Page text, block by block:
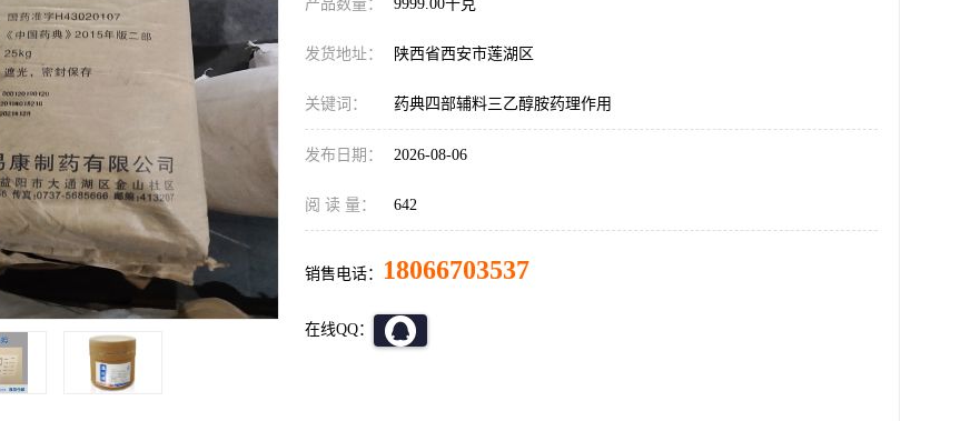
产品数量： 9999.00千克
发货地址： 陕西省西安市莲湖区
关键词： 药典四部辅料三乙醇胺药理作用
发布日期： 2026-08-06
阅 读 量： 642
销售电话： 18066703537
在线QQ：